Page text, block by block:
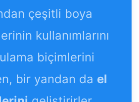
çeşitli boya
kullanımlarını
biçimlerini
bir yandan da el